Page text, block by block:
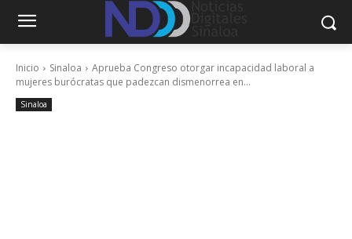
Inicio Sinaloa
Aprueba Congreso otorgar incapacidad laboral a
mujeres burócratas que padezcan dismenorrea en...
Sinaloa